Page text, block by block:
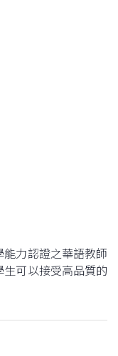
力認證之華語教師
生可以接受高品質的